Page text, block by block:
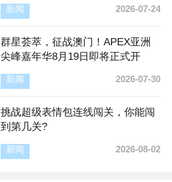
新闻 2026-07-24
群星荟萃，征战澳门！APEX亚洲
尖峰嘉年华8月19日即将正式开
新闻 2026-07-30
挑战超级表情包连线闯关，你能闯
到第几关?
新闻 2026-08-02